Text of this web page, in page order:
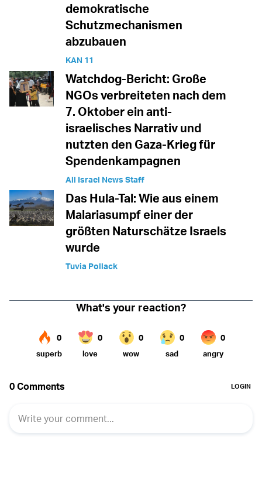
demokratische
Schutzmechanismen
abzubauen
KAN 11
Watchdog-Bericht: Große
NGOs verbreiteten nach dem
7. Oktober ein anti-
israelisches Narrativ und
nutzten den Gaza-Krieg für
Spendenkampagnen
All Israel News Staff
Das Hula-Tal: Wie aus einem
Malariasumpf einer der
größten Naturschätze Israels
wurde
Tuvia Pollack